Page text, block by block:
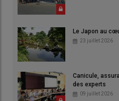
Le Japon au
23 juillet 2026
Canicule,
des experts
09 juillet 2026